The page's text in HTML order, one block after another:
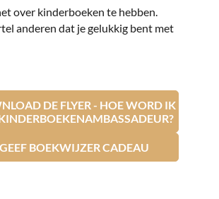
over kinderboeken te hebben.
anderen dat je gelukkig bent met
DE FLYER - HOE WORD IK
GEEF BOEKWIJZER CADEAU